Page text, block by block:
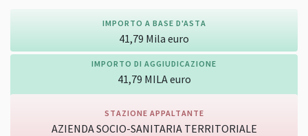
IMPORTO A BASE D'ASTA
41,79 Milaeuro
IMPORTO DI AGGIUDICAZIONE
41,79 MILAeuro
STAZIONE APPALTANTE
AZIENDA SOCIO-SANITARIA TERRITORIALE